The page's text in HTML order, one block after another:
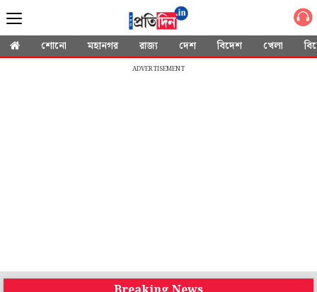
শোনো মহানগর রাজ্য দেশ বিদেশ খেলা
ADVERTISEMENT